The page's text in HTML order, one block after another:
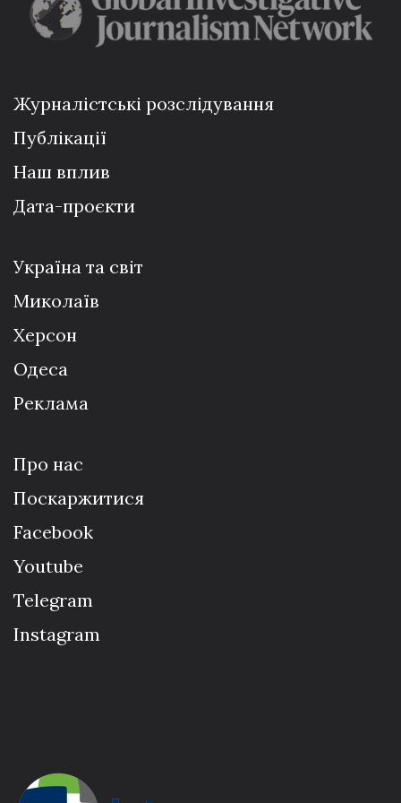
Журналістські розслідування
Публікації
Наш вплив
Дата-проєкти
Україна та світ
Миколаїв
Херсон
Одеса
Реклама
Про нас
Поскаржитися
Facebook
Youtube
Telegram
Instagram